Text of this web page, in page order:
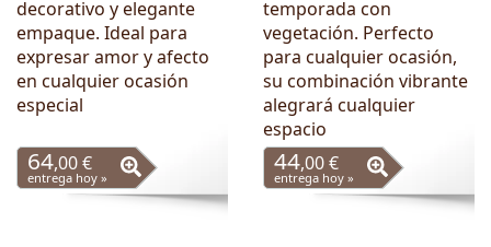
decorativo y elegante
empaque. Ideal para
expresar amor y afecto
en cualquier ocasión
especial
64,00 €
entrega hoy »
temporada con
vegetación. Perfecto
para cualquier ocasión,
su combinación vibrante
alegrará cualquier
espacio
44,00 €
entrega hoy »